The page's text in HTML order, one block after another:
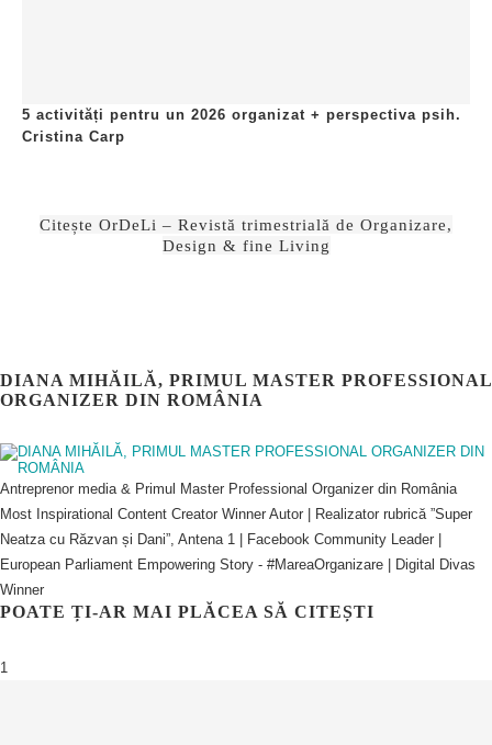
5 activități pentru un 2026 organizat + perspectiva psih.
Cristina Carp
Citește OrDeLi – Revistă trimestrială de Organizare,
Design & fine Living
DIANA MIHĂILĂ, PRIMUL MASTER PROFESSIONAL
ORGANIZER DIN ROMÂNIA
Antreprenor media & Primul Master Professional Organizer din România
Most Inspirational Content Creator Winner Autor | Realizator rubrică ”Super
Neatza cu Răzvan și Dani”, Antena 1 | Facebook Community Leader |
European Parliament Empowering Story - #MareaOrganizare | Digital Divas
Winner
POATE ȚI-AR MAI PLĂCEA SĂ CITEȘTI
1